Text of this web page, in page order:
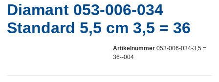
Diamant 053-006-034
Standard 5,5 cm 3,5 = 36
Artikelnummer 053-006-034-3,5 =
36--004